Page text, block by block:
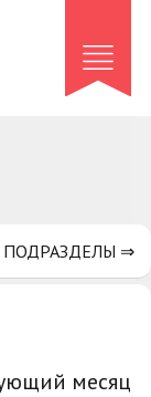
месяц
ПОДРАЗДЕЛЫ ⇒